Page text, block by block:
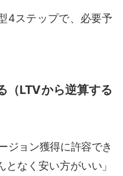
4ステップで、必要予
（LTVから逆算する
ジョン獲得に許容でき
なく安い方がいい」